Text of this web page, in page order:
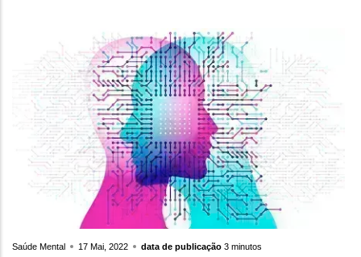
Saúde Mental 17 Mai, 2022 data de publicação 3 minutos